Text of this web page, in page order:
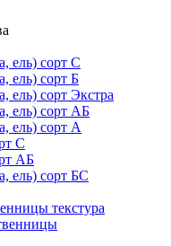
ель) сорт С
ель) сорт Б
ель) сорт Экстра
ель) сорт АБ
ель) сорт А
С
АБ
ель) сорт БС
текстура